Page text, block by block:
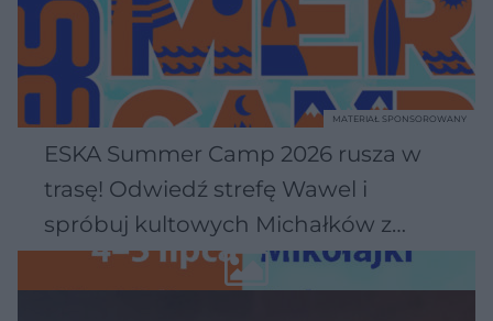
ESKA Summer Camp 2026 rusza w
trasę! Odwiedź strefę Wawel i
spróbuj kultowych Michałków z
Wawelu
MATERIAŁ SPONSOROWANY